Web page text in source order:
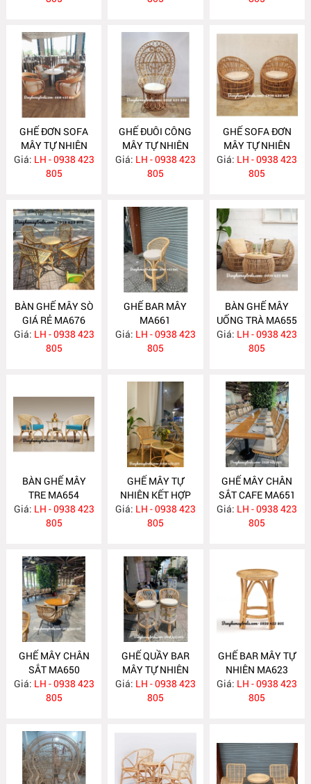
GHẾ ĐƠN SOFA
MÂY TỰ NHIÊN
MA701
Giá: LH - 0938 423
805
GHẾ ĐUÔI CÔNG
MÂY TỰ NHIÊN
DECOR CHỤP
HÌNH MA690
Giá: LH - 0938 423
805
GHẾ SOFA ĐƠN
MÂY TỰ NHIÊN
MA680
Giá: LH - 0938 423
805
BÀN GHẾ MÂY SÒ
GIÁ RẺ MA676
Giá: LH - 0938 423
805
GHẾ BAR MÂY
MA661
Giá: LH - 0938 423
805
BÀN GHẾ MÂY
UỐNG TRÀ MA655
Giá: LH - 0938 423
805
BÀN GHẾ MÂY
TRE MA654
Giá: LH - 0938 423
805
GHẾ MÂY TỰ
NHIÊN KẾT HỢP
LƯỚI MÂY MA653
Giá: LH - 0938 423
805
GHẾ MÂY CHÂN
SẮT CAFE MA651
Giá: LH - 0938 423
805
GHẾ MÂY CHÂN
SẮT MA650
Giá: LH - 0938 423
805
GHẾ QUẦY BAR
MÂY TỰ NHIÊN
MA634
Giá: LH - 0938 423
805
GHẾ BAR MÂY TỰ
NHIÊN MA623
Giá: LH - 0938 423
805